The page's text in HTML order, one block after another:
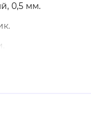
0,5 мм.